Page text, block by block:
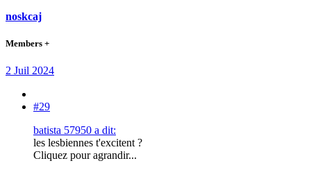
noskcaj
Members +
2 Juil 2024
#29
batista 57950 a dit:
les lesbiennes t'excitent ?
Cliquez pour agrandir...